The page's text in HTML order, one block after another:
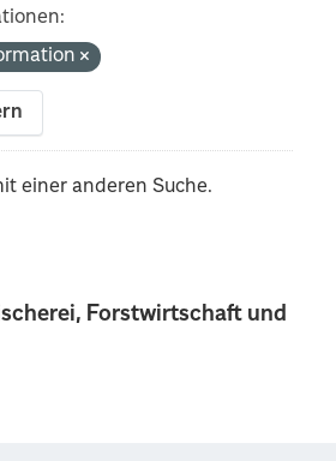
Forstwirtschaft und
einer anderen Suche.